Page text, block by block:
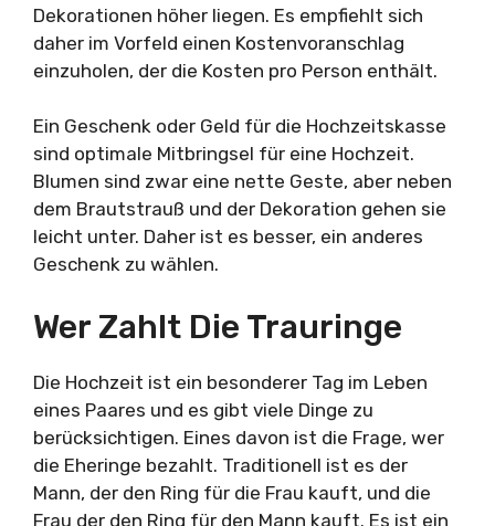
Dekorationen höher liegen. Es empfiehlt sich
daher im Vorfeld einen Kostenvoranschlag
einzuholen, der die Kosten pro Person enthält.
Ein Geschenk oder Geld für die Hochzeitskasse
sind optimale Mitbringsel für eine Hochzeit.
Blumen sind zwar eine nette Geste, aber neben
dem Brautstrauß und der Dekoration gehen sie
leicht unter. Daher ist es besser, ein anderes
Geschenk zu wählen.
Wer Zahlt Die Trauringe
Die Hochzeit ist ein besonderer Tag im Leben
eines Paares und es gibt viele Dinge zu
berücksichtigen. Eines davon ist die Frage, wer
die Eheringe bezahlt. Traditionell ist es der
Mann, der den Ring für die Frau kauft, und die
Frau der den Ring für den Mann kauft. Es ist ein